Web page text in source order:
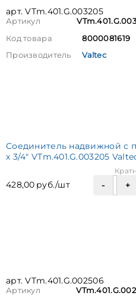
арт. VTm.401.G.003205
Артикул
Код товара
8000081619
Производитель
Valtec
Соединитель надвижной с
х 3/4" VTm.401.G.003205
428,00 руб./шт
арт. VTm.401.G.002506
Артикул